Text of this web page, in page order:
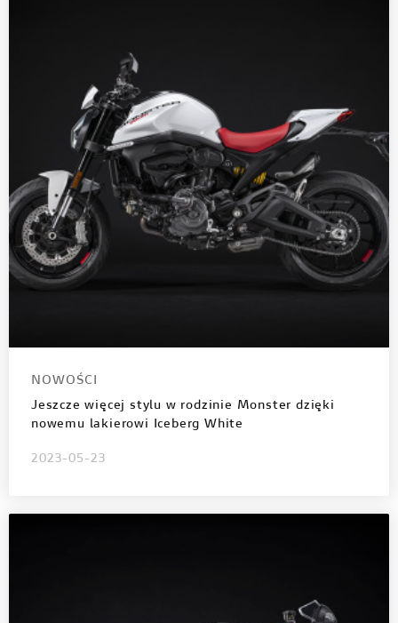
NOWOŚCI
Jeszcze więcej stylu w rodzinie Monster dzięki
nowemu lakierowi Iceberg White
2023-05-23